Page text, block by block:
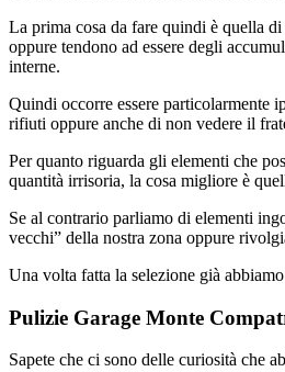
La prima cosa da fare quindi è quella
oppure tendono ad essere degli
interne.
Quindi occorre essere particolarmente
rifiuti oppure anche di non vedere il
Per quanto riguarda gli elementi che
quantità irrisoria, la cosa migliore è
Se al contrario parliamo di elementi
vecchi” della nostra zona oppure
Una volta fatta la selezione già
Pulizie Garage Monte
Sapete che ci sono delle curiosità che